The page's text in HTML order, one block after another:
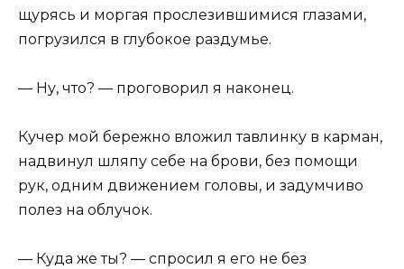
щурясь и моргая прослезившимися глазами,
погрузился в глубокое раздумье.
— Ну, что? — проговорил я наконец.
Кучер мой бережно вложил тавлинку в карман,
надвинул шляпу себе на брови, без помощи
рук, одним движением головы, и задумчиво
полез на облучок.
— Куда же ты? — спросил я его не без